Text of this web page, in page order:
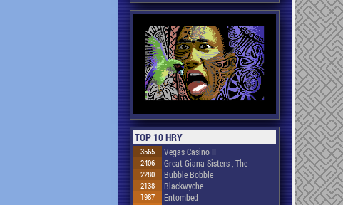
TOP 10 HRY
3565 Vegas Casino II
2406 Great Giana Sisters , The
2280 Bubble Bobble
2138 Blackwyche
1987 Entombed